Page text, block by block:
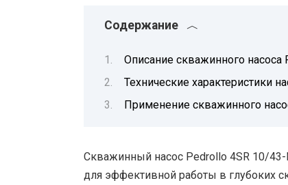
Содержание
Описание скважинного насоса
Технические характеристики
Применение скважинного
Скважинный насос Pedrollo 4SR 10/43-
для эффективной работы в глубоких